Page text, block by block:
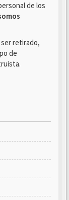
de los
retirado,
de